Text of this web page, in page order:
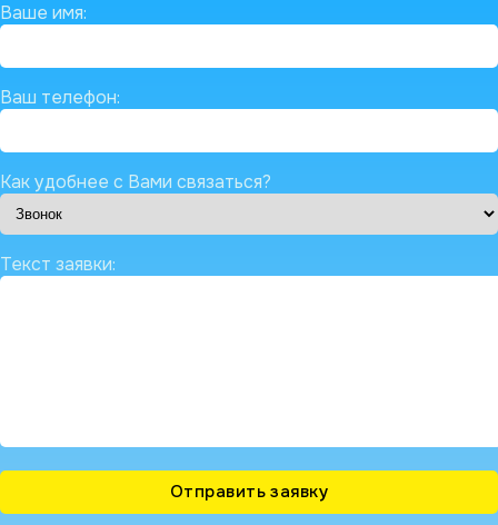
Ваше имя:
Ваш телефон:
Как удобнее с Вами связаться?
Текст заявки: